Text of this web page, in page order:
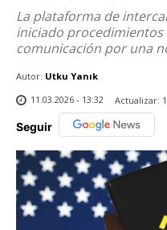
La plataforma de
iniciado
comunicación por una
Autor: Utku Yanık
11.03.2026 - 13:32
Actualizar:
Seguir